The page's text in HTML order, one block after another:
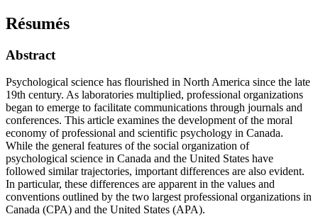
Résumés
Abstract
Psychological science has flourished in North America since the late
19th century. As laboratories multiplied, professional organizations
began to emerge to facilitate communications through journals and
conferences. This article examines the development of the moral
economy of professional and scientific psychology in Canada.
While the general features of the social organization of
psychological science in Canada and the United States have
followed similar trajectories, important differences are also evident.
In particular, these differences are apparent in the values and
conventions outlined by the two largest professional organizations in
Canada (CPA) and the United States (APA).